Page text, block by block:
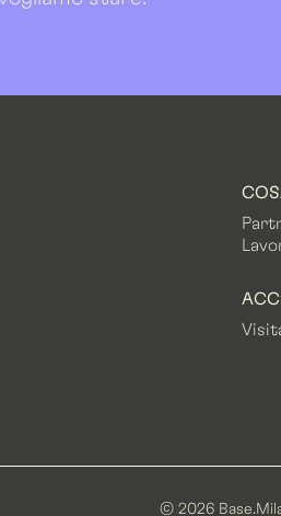
© 2026